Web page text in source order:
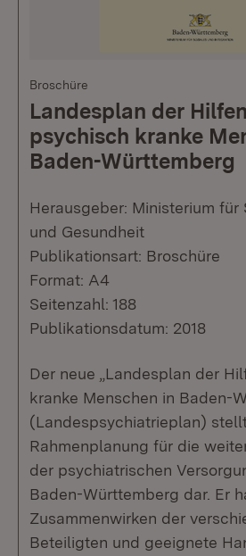
Broschüre
Landesplan der
psychisch kranke
Baden-Württemberg
Herausgeber: Ministerium für
und Gesundheit
Publikationsart: Broschüre
Format: A4
Seitenzahl: 188
Publikationsdatum: 2018
Der neue „Landesplan der
kranke Menschen in Baden-
(Landespsychiatrieplan)
Rahmenplanung für die
der psychiatrischen
Baden-Württemberg dar. Er
Zusammenwirken der
Beteiligten und geeignete